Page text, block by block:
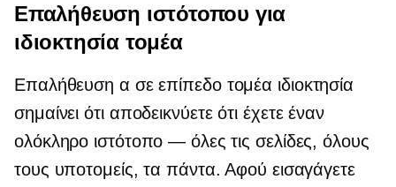
Επαλήθευση ιστότοπου για
ιδιοκτησία τομέα
Επαλήθευση α σε επίπεδο τομέα ιδιοκτησία
σημαίνει ότι αποδεικνύετε ότι έχετε έναν
ολόκληρο ιστότοπο — όλες τις σελίδες, όλους
τους υποτομείς, τα πάντα. Αφού εισαγάγετε